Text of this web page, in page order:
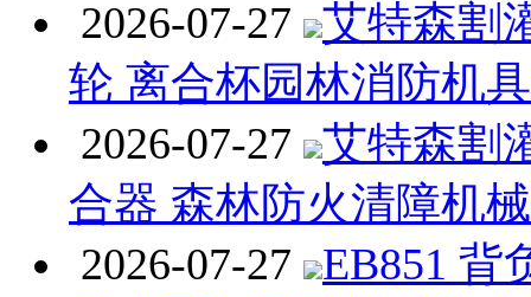
2026-07-27
艾特森割
轮 离合杯园林消防机
2026-07-27
艾特森割
合器 森林防火清障机
2026-07-27
EB851 背